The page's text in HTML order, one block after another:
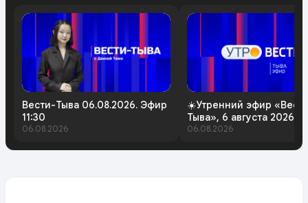
Вести-Тыва 06.08.2026. Эфир
11:30
06.08.2026
☀️Утренний эфир
Тыва», 6 августа 2026
06.08.2026